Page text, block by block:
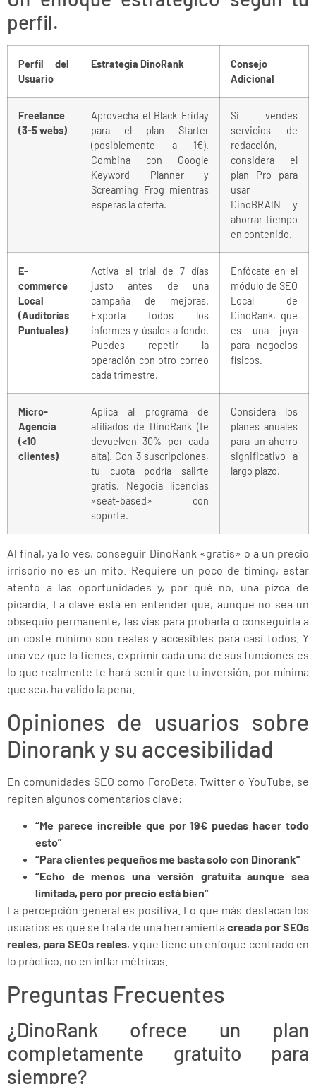
perfil.
Perfil del
Usuario
Estrategia DinoRank
Consejo
Adicional
Freelance
(3-5 webs)
Aprovecha el Black Friday
para el plan Starter
(posiblemente a 1€).
Combina con Google
Keyword Planner y
Screaming Frog mientras
esperas la oferta.
Si vendes
servicios de
redacción,
considera el
plan Pro para
usar
DinoBRAIN y
ahorrar tiempo
en contenido.
E-
commerce
Local
(Auditorías
Puntuales)
Activa el trial de 7 días
justo antes de una
campaña de mejoras.
Exporta todos los
informes y úsalos a fondo.
Puedes repetir la
operación con otro correo
cada trimestre.
Enfócate en el
módulo de SEO
Local de
DinoRank, que
es una joya
para negocios
físicos.
Micro-
Agencia
(<10
clientes)
Aplica al programa de
afiliados de DinoRank (te
devuelven 30% por cada
alta). Con 3 suscripciones,
tu cuota podría salirte
gratis. Negocia licencias
«seat-based» con
soporte.
Considera los
planes anuales
para un ahorro
significativo a
largo plazo.
Al final, ya lo ves, conseguir DinoRank «gratis» o a un precio
irrisorio no es un mito. Requiere un poco de timing, estar
atento a las oportunidades y, por qué no, una pizca de
picardía. La clave está en entender que, aunque no sea un
obsequio permanente, las vías para probarla o conseguirla a
un coste mínimo son reales y accesibles para casi todos. Y
una vez que la tienes, exprimir cada una de sus funciones es
lo que realmente te hará sentir que tu inversión, por mínima
que sea, ha valido la pena.
Opiniones de usuarios sobre
Dinorank y su accesibilidad
En comunidades SEO como ForoBeta, Twitter o YouTube, se
repiten algunos comentarios clave:
“Me parece increíble que por 19€ puedas hacer todo
esto”
“Para clientes pequeños me basta solo con Dinorank”
“Echo de menos una versión gratuita aunque sea
limitada, pero por precio está bien”
La percepción general es positiva. Lo que más destacan los
usuarios es que se trata de una herramienta creada por SEOs
reales, para SEOs reales, y que tiene un enfoque centrado en
lo práctico, no en inflar métricas.
Preguntas Frecuentes
¿DinoRank ofrece un plan
completamente gratuito para
siempre?